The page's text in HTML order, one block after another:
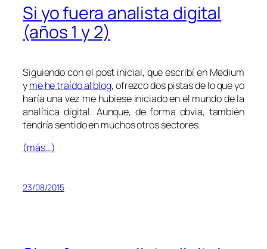
Si yo fuera analista digital
(años 1 y 2)
Siguiendo con el post inicial, que escribí en Medium
yme he traído al blog, ofrezco dos pistas de lo que yo
haría una vez me hubiese iniciado en el mundo de la
analítica digital. Aunque, de forma obvia, también
tendría sentido en muchos otros sectores.
(más…)
23/08/2015